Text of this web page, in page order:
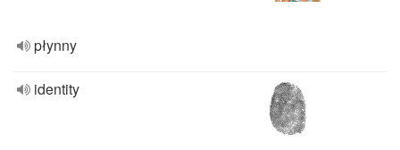
płynny
identity